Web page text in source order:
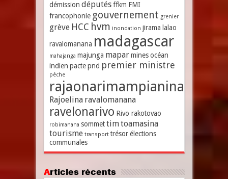
démission députés ffkm FMI
francophonie gouvernement grenier
grève HCC hvm inondation jirama lalao
ravalomanana madagascar
mahajanga majunga mapar mines océan
indien pacte pnd premier ministre
pêche
rajaonarimampianina
Rajoelina ravalomanana
ravelonarivo Rivo rakotovao
robimanana sommet timtoamasina
tourisme transport trésor élections
communales
Articles récents